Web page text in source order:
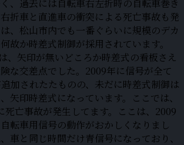
、過去には自転車右左折時の自転車巻き
折車と直進車の衝突による死亡事故も発
、松山市内でも一番ぐらいに規模のデカ
故か時差式制御が採用されています。
、矢印が無いどころか時差式の看板さえ
な交差点でした。2009年に信号が全て
加されたたものの、未だに時差式制御は
矢印時差式になっています。ここでは、
死亡事故が発生してます。ここは、2009
転車用信号の動作がおかしくなりまし
車と同じ時間だけ青信号になっており、